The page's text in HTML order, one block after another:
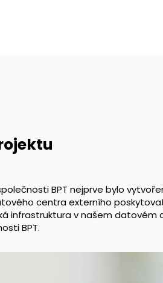
BPT nejprve bylo
centra externího
infrastruktura v našem
BPT.